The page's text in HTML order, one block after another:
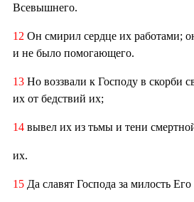
Всевышнего.
12 Он смирил сердце их работами;
и не было помогающего.
13 Но воззвали к Господу в скорби
их от бедствий их;
14 вывел их из тьмы и тени
их.
15 Да славят Господа за милость